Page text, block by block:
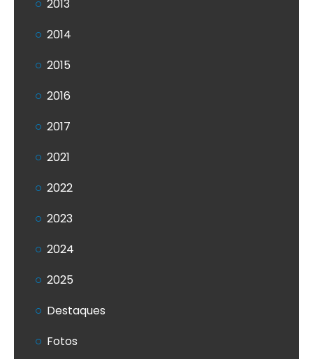
2013
2014
2015
2016
2017
2021
2022
2023
2024
2025
Destaques
Fotos